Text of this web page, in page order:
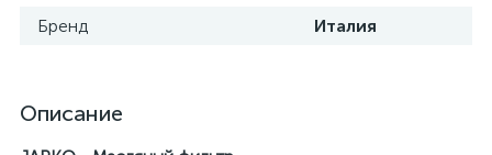
Бренд
Италия
Описание